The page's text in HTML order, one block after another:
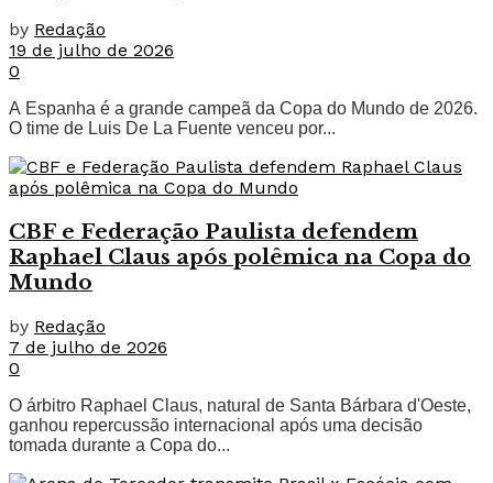
by Redação
19 de julho de 2026
0
A Espanha é a grande campeã da Copa do Mundo de 2026.
O time de Luis De La Fuente venceu por...
CBF e Federação Paulista defendem
Raphael Claus após polêmica na Copa do
Mundo
by Redação
7 de julho de 2026
0
O árbitro Raphael Claus, natural de Santa Bárbara d'Oeste,
ganhou repercussão internacional após uma decisão
tomada durante a Copa do...